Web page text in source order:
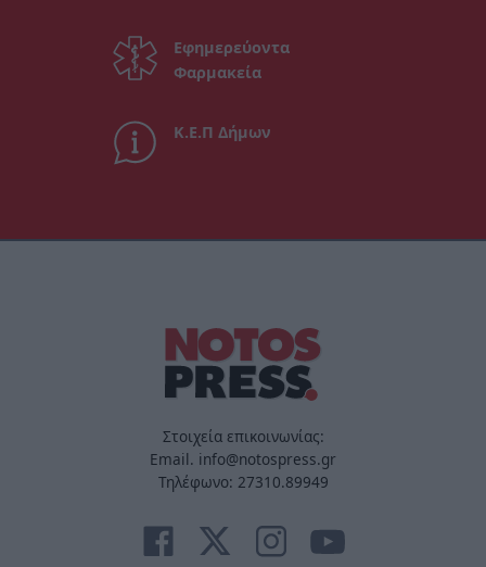
Εφημερεύοντα
Φαρμακεία
Κ.Ε.Π Δήμων
Στοιχεία επικοινωνίας:
Email. info@notospress.gr
Τηλέφωνο: 27310.89949